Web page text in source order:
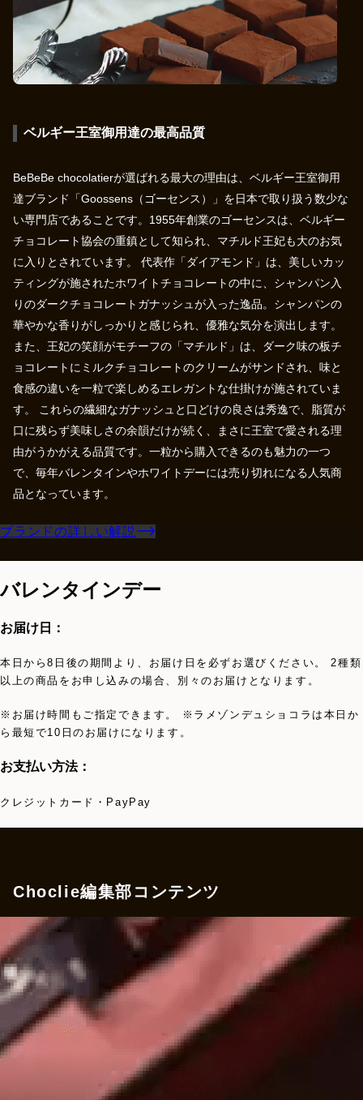
ベルギー王室御用達の最高品質
BeBeBe chocolatierが選ばれる最大の理由は、ベルギー王室御用
達ブランド「Goossens（ゴーセンス）」を日本で取り扱う数少な
い専門店であることです。1955年創業のゴーセンスは、ベルギー
チョコレート協会の重鎮として知られ、マチルド王妃も大のお気
に入りとされています。 代表作「ダイアモンド」は、美しいカッ
ティングが施されたホワイトチョコレートの中に、シャンパン入
りのダークチョコレートガナッシュが入った逸品。シャンパンの
華やかな香りがしっかりと感じられ、優雅な気分を演出します。
また、王妃の笑顔がモチーフの「マチルド」は、ダーク味の板チ
ョコレートにミルクチョコレートのクリームがサンドされ、味と
食感の違いを一粒で楽しめるエレガントな仕掛けが施されていま
す。 これらの繊細なガナッシュと口どけの良さは秀逸で、脂質が
口に残らず美味しさの余韻だけが続く、まさに王室で愛される理
由がうかがえる品質です。一粒から購入できるのも魅力の一つ
で、毎年バレンタインやホワイトデーには売り切れになる人気商
品となっています。
ブランドの詳しい解説
バレンタインデー
お届け日：
本日から8日後の期間より、お届け日を必ずお選びください。 2種類
以上の商品をお申し込みの場合、別々のお届けとなります。
※お届け時間もご指定できます。 ※ラメゾンデュショコラは本日か
ら最短で10日のお届けになります。
お支払い方法：
クレジットカード・PayPay
Choclie編集部コンテンツ